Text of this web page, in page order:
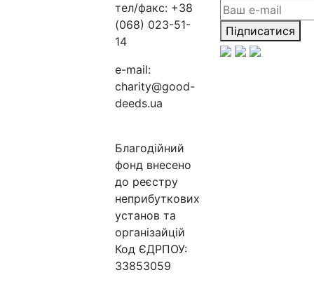
тел/факс: +38
(068) 023-51-
14
e-mail:
charity@good-
deeds.ua
Благодійний
фонд внесено
до реєстру
неприбуткових
установ та
організайцій
Код ЄДРПОУ:
33853059
Підписатися